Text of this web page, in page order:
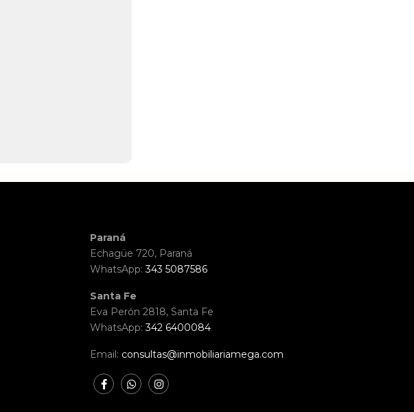
Paraná
Echagüe 720, Paraná
WhatsApp:343 5087586
Santa Fe
Eva Perón 2818, Santa Fe
WhatsApp:342 6400084
Email: consultas@inmobiliariamega.com